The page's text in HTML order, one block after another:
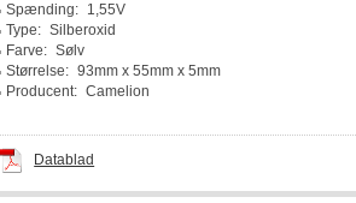
Spænding:
1,55V
Type: Silberoxid
Farve: Sølv
Størrelse: 93mm x 55mm x 5mm
Producent: Camelion
Datablad